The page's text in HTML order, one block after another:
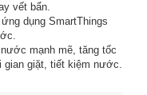
vết bẩn.
dụng SmartThings
mạnh mẽ, tăng tốc
gian giặt, tiết kiệm nước.